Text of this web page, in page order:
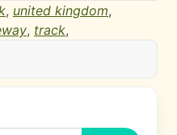
, united kingdom,
, track,